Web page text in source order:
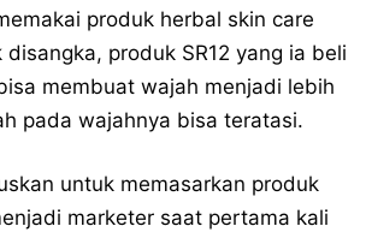
produk herbal skin care
disangka, produk SR12 yang ia beli
membuat wajah menjadi lebih
pada wajahnya bisa teratasi.
untuk memasarkan produk
marketer saat pertama kali